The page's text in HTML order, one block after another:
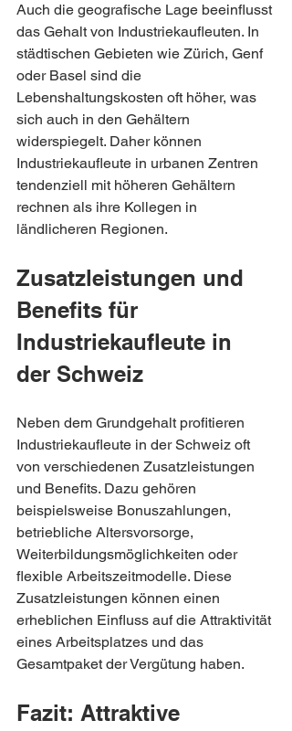
Auch die geografische Lage beeinflusst
das Gehalt von Industriekaufleuten. In
städtischen Gebieten wie Zürich, Genf
oder Basel sind die
Lebenshaltungskosten oft höher, was
sich auch in den Gehältern
widerspiegelt. Daher können
Industriekaufleute in urbanen Zentren
tendenziell mit höheren Gehältern
rechnen als ihre Kollegen in
ländlicheren Regionen.
Zusatzleistungen und
Benefits für
Industriekaufleute in
der Schweiz
Neben dem Grundgehalt profitieren
Industriekaufleute in der Schweiz oft
von verschiedenen Zusatzleistungen
und Benefits. Dazu gehören
beispielsweise Bonuszahlungen,
betriebliche Altersvorsorge,
Weiterbildungsmöglichkeiten oder
flexible Arbeitszeitmodelle. Diese
Zusatzleistungen können einen
erheblichen Einfluss auf die Attraktivität
eines Arbeitsplatzes und das
Gesamtpaket der Vergütung haben.
Fazit: Attraktive